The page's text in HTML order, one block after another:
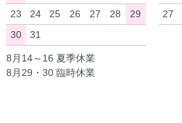
23
24 25 26 27 28
29
30
31
27
8月14～16 夏季休業
8月29・30 臨時休業